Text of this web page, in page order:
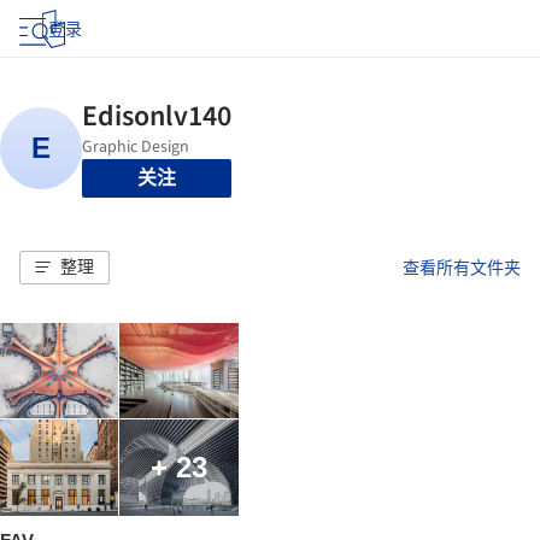
登录
关注
整理 查看所有文件夹
+ 23